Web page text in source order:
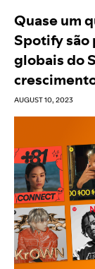
Quase um
Spotify são
globais do
AUGUST 10, 2023